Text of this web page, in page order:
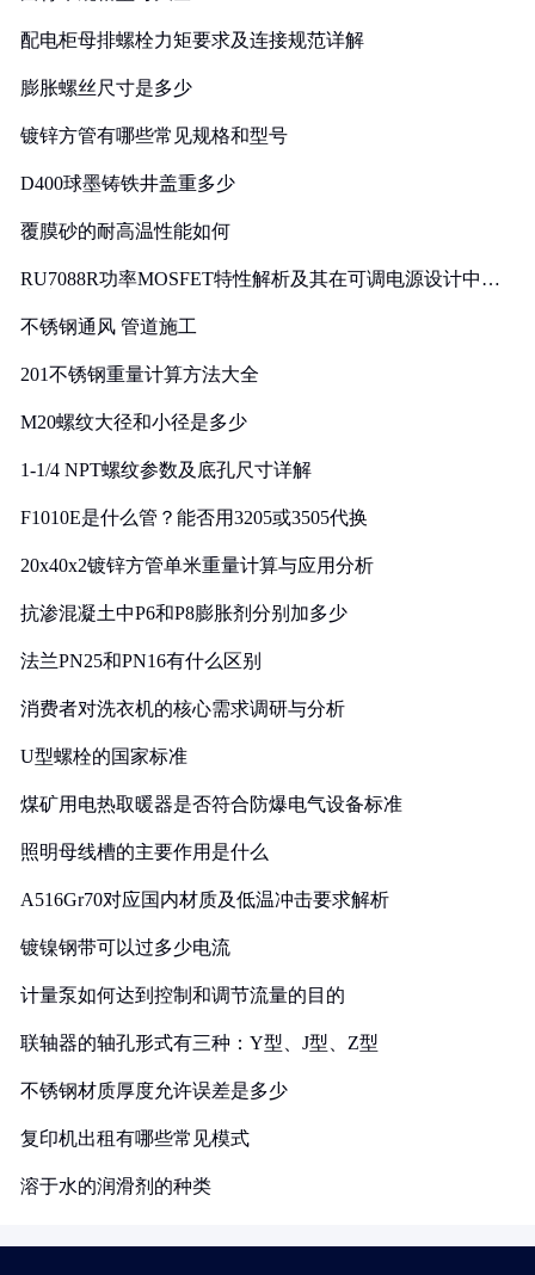
配电柜母排螺栓力矩要求及连接规范详解
膨胀螺丝尺寸是多少
镀锌方管有哪些常见规格和型号
D400球墨铸铁井盖重多少
覆膜砂的耐高温性能如何
RU7088R功率MOSFET特性解析及其在可调电源设计中的
不锈钢通风 管道施工
201不锈钢重量计算方法大全
M20螺纹大径和小径是多少
1-1/4 NPT螺纹参数及底孔尺寸详解
F1010E是什么管？能否用3205或3505代换
20x40x2镀锌方管单米重量计算与应用分析
抗渗混凝土中P6和P8膨胀剂分别加多少
法兰PN25和PN16有什么区别
消费者对洗衣机的核心需求调研与分析
U型螺栓的国家标准
煤矿用电热取暖器是否符合防爆电气设备标准
照明母线槽的主要作用是什么
A516Gr70对应国内材质及低温冲击要求解析
镀镍钢带可以过多少电流
计量泵如何达到控制和调节流量的目的
联轴器的轴孔形式有三种：Y型、J型、Z型
不锈钢材质厚度允许误差是多少
复印机出租有哪些常见模式
溶于水的润滑剂的种类